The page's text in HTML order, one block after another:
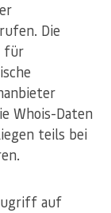
Die
für
Whois-Daten
teils bei
auf